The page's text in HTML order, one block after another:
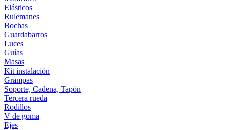
Elásticos
Rulemanes
Bochas
Guardabarros
Luces
Guías
Masas
Kit instalación
Grampas
Soporte, Cadena, Tapón
Tercera rueda
Rodillos
V de goma
Ejes